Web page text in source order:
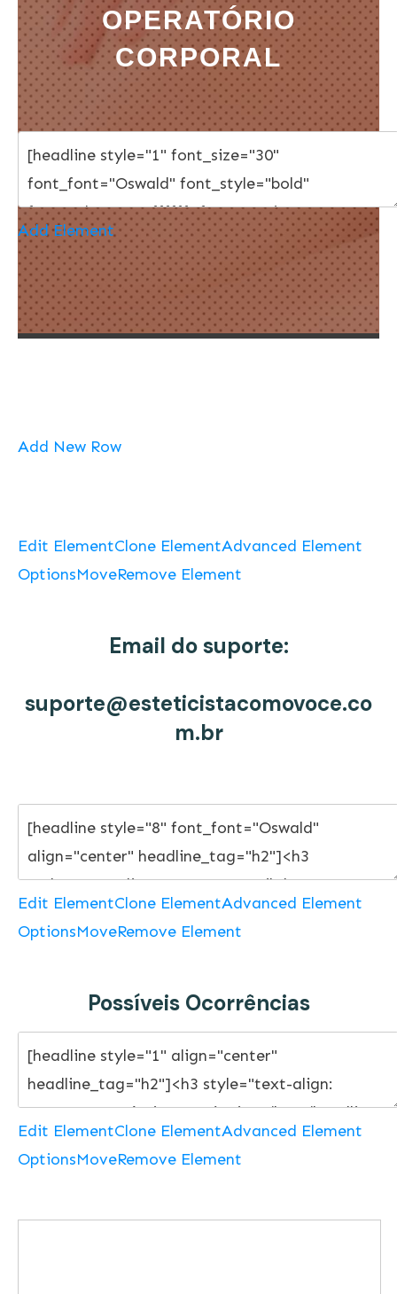
OPERATÓRIO
CORPORAL
Add Element
Add New Row
Edit ElementClone ElementAdvanced Element
OptionsMoveRemove Element
Email do suporte:
suporte@esteticistacomovoce.co
m.br
Edit ElementClone ElementAdvanced Element
OptionsMoveRemove Element
Possíveis Ocorrências
Edit ElementClone ElementAdvanced Element
OptionsMoveRemove Element